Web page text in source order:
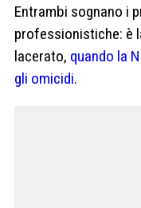
Entrambi sognano i
professionistiche: è
lacerato, quando la
gli omicidi.